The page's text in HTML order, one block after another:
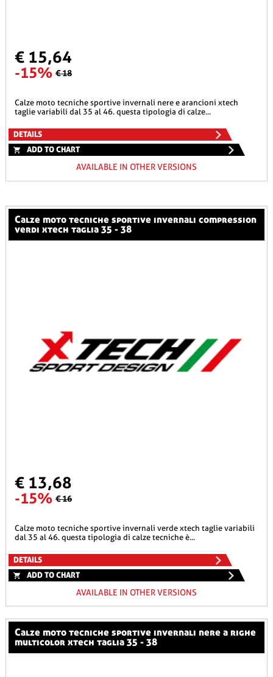
€ 15,64
-15% € 18
calze moto tecniche sportive invernali nere e arancioni xtech
taglie variabili dal 35 al 46. questa tipologia di calze...
DETAILS
ADD TO CHART
AVAILABLE IN OTHER VERSIONS
calze moto tecniche sportive invernali compression
verdi xtech taglia 35 - 38
€ 13,68
-15% € 16
calze moto tecniche sportive invernali verde xtech taglie variabili
dal 35 al 46. questa tipologia di calze tecniche è...
DETAILS
ADD TO CHART
AVAILABLE IN OTHER VERSIONS
calze moto tecniche sportive invernali nere a righe
multicolor xtech taglia 35 - 38